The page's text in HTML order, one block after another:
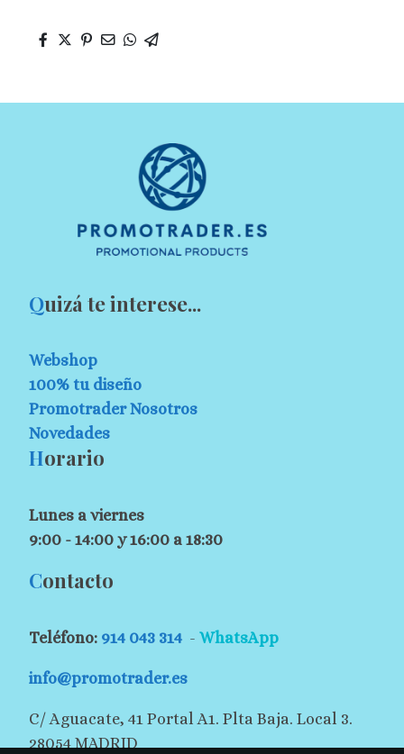
Quizá te interese...
Webshop
100% tu diseño
Promotrader Nosotros
Novedades
Horario
Lunes a viernes
9:00 - 14:00 y 16:00 a 18:30
Contacto
Teléfono: 914 043 314 - WhatsApp
info@promotrader.es
C/ Aguacate, 41 Portal A1. Plta Baja. Local 3.
28054 MADRID